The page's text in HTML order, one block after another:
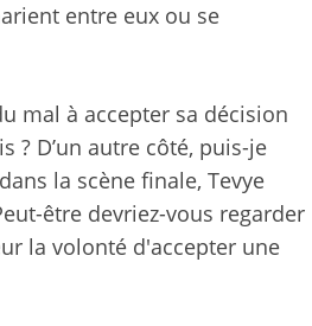
entre eux ou se
mal à accepter sa décision
? D’un autre côté, puis-je
la scène finale, Tevye
être devriez-vous regarder
la volonté d'accepter une